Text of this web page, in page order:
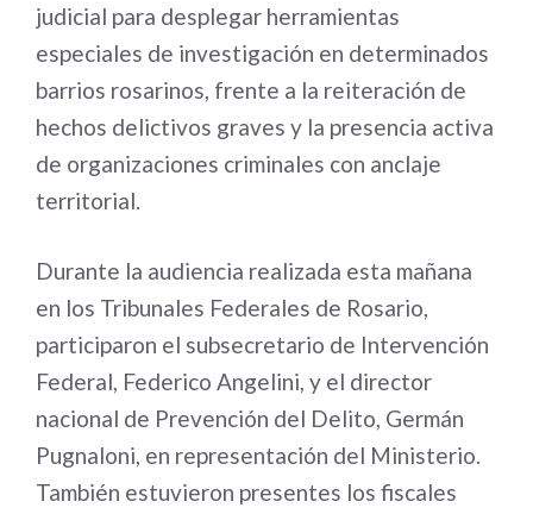
judicial para desplegar herramientas
especiales de investigación en determinados
barrios rosarinos, frente a la reiteración de
hechos delictivos graves y la presencia activa
de organizaciones criminales con anclaje
territorial.
Durante la audiencia realizada esta mañana
en los Tribunales Federales de Rosario,
participaron el subsecretario de Intervención
Federal, Federico Angelini, y el director
nacional de Prevención del Delito, Germán
Pugnaloni, en representación del Ministerio.
También estuvieron presentes los fiscales